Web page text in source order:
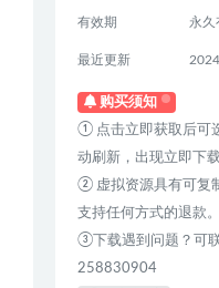
有效期 永久
最近更新
购买须知
① 点击立即获取后可
动刷新，出现立即下
② 虚拟资源具有可复
支持任何方式的退款。
③下载遇到问题？可
258830904